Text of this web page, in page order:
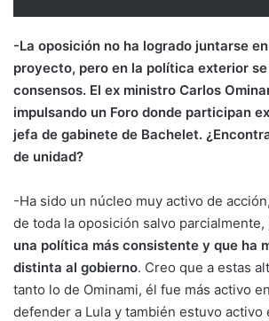
-La oposición no ha logrado juntarse
proyecto, pero en la política exterior
consensos. El ex ministro Carlos
impulsando un Foro donde participan
jefa de gabinete de Bachelet.
de unidad?
-Ha sido un núcleo muy activo de
de toda la oposición salvo parcialmente,
una política más consistente y que ha
distinta al gobierno. Creo que a estas
tanto lo de Ominami, él fue más activo
defender a Lula y también estuvo activo